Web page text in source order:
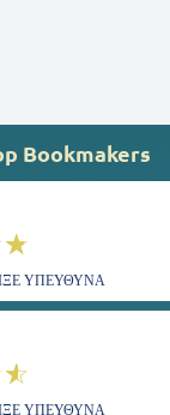
Bookmakers
ΥΠΕΥΘΥΝΑ
ΥΠΕΥΘΥΝΑ